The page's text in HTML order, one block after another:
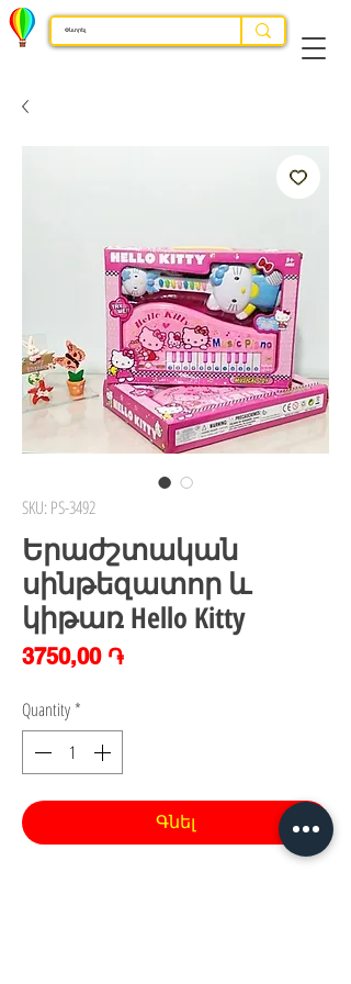
SKU: PS-3492
Երաժշտական
սինթեզատոր և
կիթառ Hello Kitty
3750,00 ֏Price
Quantity *
Գնել